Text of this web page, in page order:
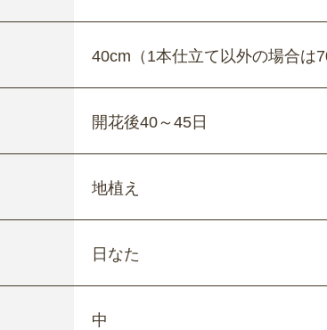
40cm（1本仕立て以外の場合は
開花後40～45日
地植え
日なた
中